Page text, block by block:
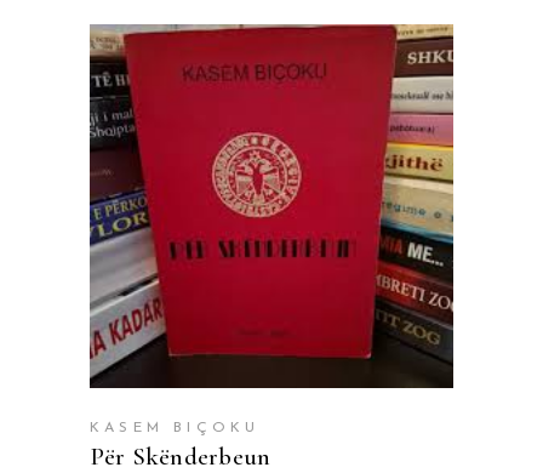
SHTOJE NË SHPORTË
KASEM BIÇOKU
Për Skënderbeun